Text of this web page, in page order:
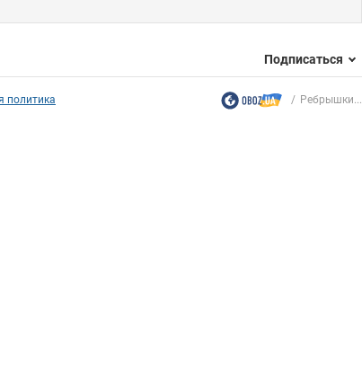
Подписаться
политика Ребрышки...